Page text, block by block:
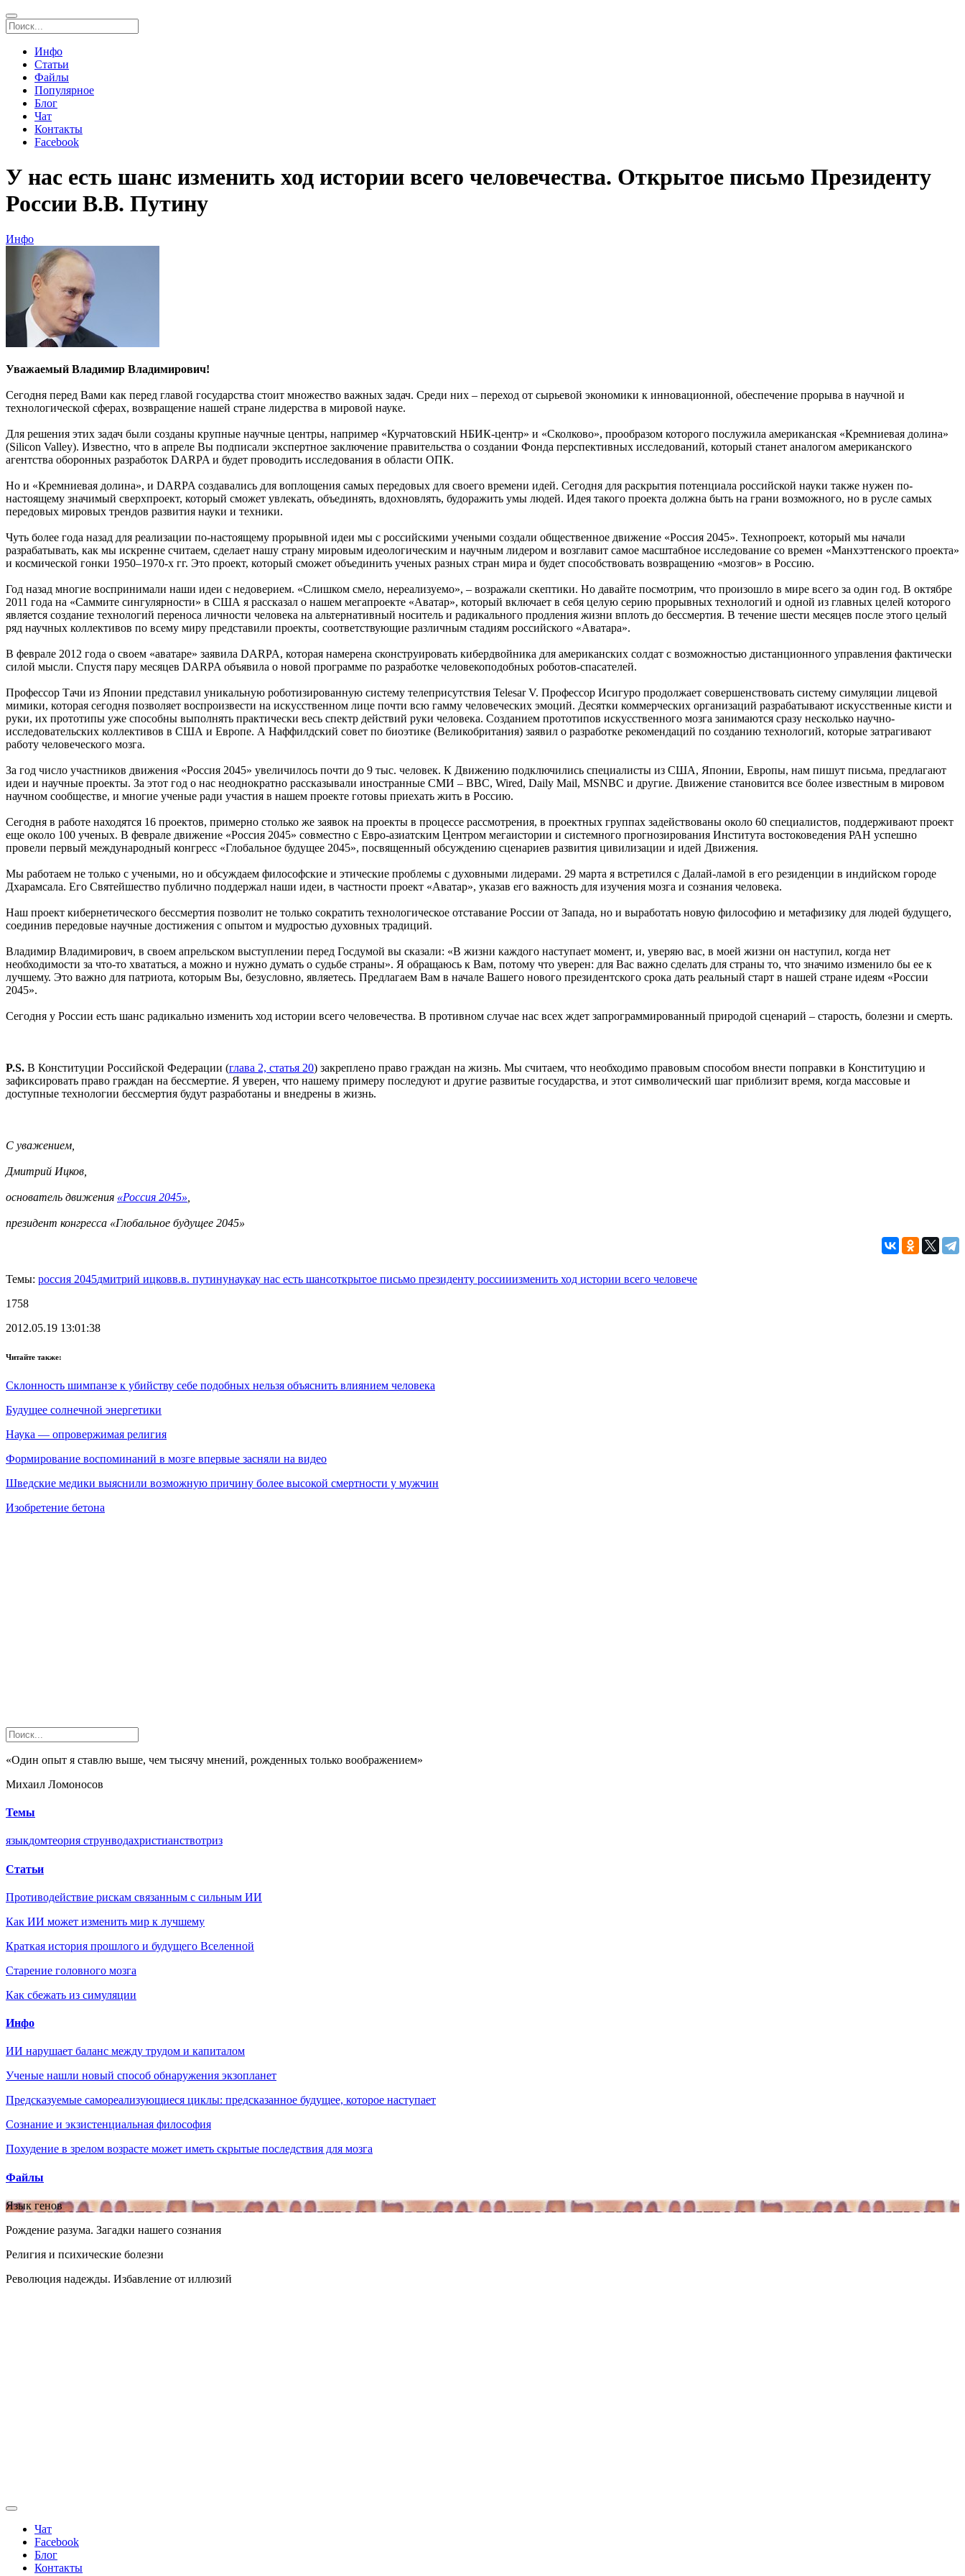
Инфо
Статьи
Файлы
Популярное
Блог
Чат
Контакты
Facebook
У нас есть шанс изменить ход истории всего человечества. Открытое письмо Президенту
России В.В. Путину
Инфо
Уважаемый Владимир Владимирович!
Сегодня перед Вами как перед главой государства стоит множество важных задач. Среди них – переход от сырьевой экономики к инновационной, обеспечение прорыва в научной и
технологической сферах, возвращение нашей стране лидерства в мировой науке.
Для решения этих задач были созданы крупные научные центры, например «Курчатовский НБИК-центр» и «Сколково», прообразом которого послужила американская «Кремниевая долина»
(Silicon Valley). Известно, что в апреле Вы подписали экспертное заключение правительства о создании Фонда перспективных исследований, который станет аналогом американского
агентства оборонных разработок DARPA и будет проводить исследования в области ОПК.
Но и «Кремниевая долина», и DARPA создавались для воплощения самых передовых для своего времени идей. Сегодня для раскрытия потенциала российской науки также нужен по-
настоящему значимый сверхпроект, который сможет увлекать, объединять, вдохновлять, будоражить умы людей. Идея такого проекта должна быть на грани возможного, но в русле самых
передовых мировых трендов развития науки и техники.
Чуть более года назад для реализации по-настоящему прорывной идеи мы с российскими учеными создали общественное движение «Россия 2045». Технопроект, который мы начали
разрабатывать, как мы искренне считаем, сделает нашу страну мировым идеологическим и научным лидером и возглавит самое масштабное исследование со времен «Манхэттенского проекта»
и космической гонки 1950–1970-х гг. Это проект, который сможет объединить ученых разных стран мира и будет способствовать возвращению «мозгов» в Россию.
Год назад многие воспринимали наши идеи с недоверием. «Слишком смело, нереализуемо», – возражали скептики. Но давайте посмотрим, что произошло в мире всего за один год. В октябре
2011 года на «Саммите сингулярности» в США я рассказал о нашем мегапроекте «Аватар», который включает в себя целую серию прорывных технологий и одной из главных целей которого
является создание технологий переноса личности человека на альтернативный носитель и радикального продления жизни вплоть до бессмертия. В течение шести месяцев после этого целый
ряд научных коллективов по всему миру представили проекты, соответствующие различным стадиям российского «Аватара».
В феврале 2012 года о своем «аватаре» заявила DARPA, которая намерена сконструировать кибердвойника для американских солдат с возможностью дистанционного управления фактически
силой мысли. Спустя пару месяцев DARPA объявила о новой программе по разработке человекоподобных роботов-спасателей.
Профессор Тачи из Японии представил уникальную роботизированную систему телеприсутствия Telesar V. Профессор Исигуро продолжает совершенствовать систему симуляции лицевой
мимики, которая сегодня позволяет воспроизвести на искусственном лице почти всю гамму человеческих эмоций. Десятки коммерческих организаций разрабатывают искусственные кисти и
руки, их прототипы уже способны выполнять практически весь спектр действий руки человека. Созданием прототипов искусственного мозга занимаются сразу несколько научно-
исследовательских коллективов в США и Европе. А Наффилдский совет по биоэтике (Великобритания) заявил о разработке рекомендаций по созданию технологий, которые затрагивают
работу человеческого мозга.
За год число участников движения «Россия 2045» увеличилось почти до 9 тыс. человек. К Движению подключились специалисты из США, Японии, Европы, нам пишут письма, предлагают
идеи и научные проекты. За этот год о нас неоднократно рассказывали иностранные СМИ – BBC, Wired, Daily Mail, MSNBC и другие. Движение становится все более известным в мировом
научном сообществе, и многие ученые ради участия в нашем проекте готовы приехать жить в Россию.
Сегодня в работе находятся 16 проектов, примерно столько же заявок на проекты в процессе рассмотрения, в проектных группах задействованы около 60 специалистов, поддерживают проект
еще около 100 ученых. В феврале движение «Россия 2045» совместно с Евро-азиатским Центром мегаистории и системного прогнозирования Института востоковедения РАН успешно
провели первый международный конгресс «Глобальное будущее 2045», посвященный обсуждению сценариев развития цивилизации и идей Движения.
Мы работаем не только с учеными, но и обсуждаем философские и этические проблемы с духовными лидерами. 29 марта я встретился с Далай-ламой в его резиденции в индийском городе
Дхарамсала. Его Святейшество публично поддержал наши идеи, в частности проект «Аватар», указав его важность для изучения мозга и сознания человека.
Наш проект кибернетического бессмертия позволит не только сократить технологическое отставание России от Запада, но и выработать новую философию и метафизику для людей будущего,
соединив передовые научные достижения с опытом и мудростью духовных традиций.
Владимир Владимирович, в своем апрельском выступлении перед Госдумой вы сказали: «В жизни каждого наступает момент, и, уверяю вас, в моей жизни он наступил, когда нет
необходимости за что-то хвататься, а можно и нужно думать о судьбе страны». Я обращаюсь к Вам, потому что уверен: для Вас важно сделать для страны то, что значимо изменило бы ее к
лучшему. Это важно для патриота, которым Вы, безусловно, являетесь. Предлагаем Вам в начале Вашего нового президентского срока дать реальный старт в нашей стране идеям «России
2045».
Сегодня у России есть шанс радикально изменить ход истории всего человечества. В противном случае нас всех ждет запрограммированный природой сценарий – старость, болезни и смерть.
P.S. В Конституции Российской Федерации (глава 2, статья 20) закреплено право граждан на жизнь. Мы считаем, что необходимо правовым способом внести поправки в Конституцию и
зафиксировать право граждан на бессмертие. Я уверен, что нашему примеру последуют и другие развитые государства, и этот символический шаг приблизит время, когда массовые и
доступные технологии бессмертия будут разработаны и внедрены в жизнь.
С уважением,
Дмитрий Ицков,
основатель движения «Россия 2045»
президент конгресса «Глобальное будущее 2045»
Темы: россия 2045дмитрий ицковв.в. путинунаукау нас есть шансоткрытое письмо президенту россииизменить ход истории всего человече
1758
2012.05.19 13:01:38
Читайте также:
Склонность шимпанзе к убийству себе подобных нельзя объяснить влиянием человека
Будущее солнечной энергетики
Наука — опровержимая религия
Формирование воспоминаний в мозге впервые засняли на видео
Шведские медики выяснили возможную причину более высокой смертности у мужчин
Изобретение бетона
«Один опыт я ставлю выше, чем тысячу мнений, рожденных только воображением»
Михаил Ломоносов
Темы
языкдомтеория струнводахристианствотриз
Статьи
Противодействие рискам связанным с сильным ИИ
Как ИИ может изменить мир к лучшему
Краткая история прошлого и будущего Вселенной
Старение головного мозга
Как сбежать из симуляции
Инфо
ИИ нарушает баланс между трудом и капиталом
Ученые нашли новый способ обнаружения экзопланет
Предсказуемые самореализующиеся циклы: предсказанное будущее, которое наступает
Сознание и экзистенциальная философия
Похудение в зрелом возрасте может иметь скрытые последствия для мозга
Файлы
Язык генов
Рождение разума. Загадки нашего сознания
Религия и психические болезни
Революция надежды. Избавление от иллюзий
Чат
Facebook
Блог
Контакты